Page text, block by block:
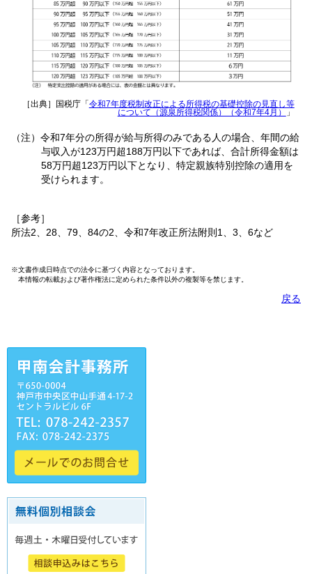
［出典］国税庁「 令和7年度税制改正による所得税の基礎控除の見直し等
について（源泉所得税関係）（令和7年4月）
」
（注）令和7年分の所得が給与所得のみである人の場合、年間の給
与収入が123万円超188万円以下であれば、合計所得金額は
58万円超123万円以下となり、特定親族特別控除の適用を
受けられます。
［参考］
所法2、28、79、84の2、令和7年改正所法附則1、3、6など
※文書作成日時点での法令に基づく内容となっております。
本情報の転載および著作権法に定められた条件以外の複製等を禁じます。
戻る